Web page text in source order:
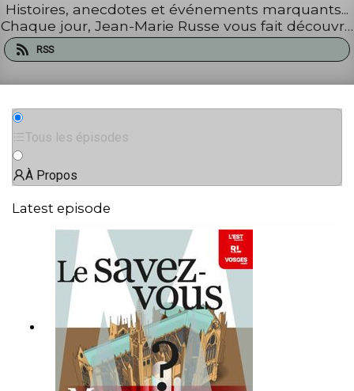
Histoires, anecdotes et événements marquants...
Chaque jour, Jean-Marie Russe vous fait découvrir
Metz, la Moselle et la Lorraine comme vous ne les
aviez jamais vues.
RSS
Tous les épisodes
À Propos
Latest episode